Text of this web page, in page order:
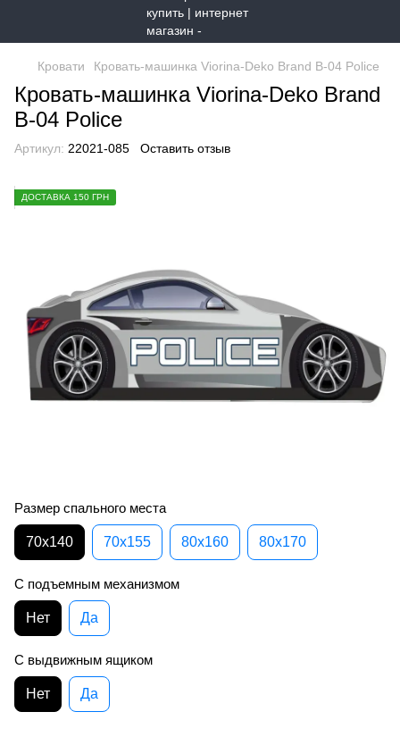
Кровати Кровать-машинка Viorina-Deko Brand B-04 Police
Кровать-машинка Viorina-Deko Brand
B-04 Police
Артикул: 22021-085 Оставить отзыв
ДОСТАВКА 150 ГРН
Размер спального места
70х140 70х155 80х160 80х170
С подъемным механизмом
Нет Да
C выдвижным ящиком
Нет Да